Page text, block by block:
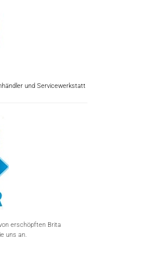
und Servicewerkstatt
erschöpften Brita
uns an.